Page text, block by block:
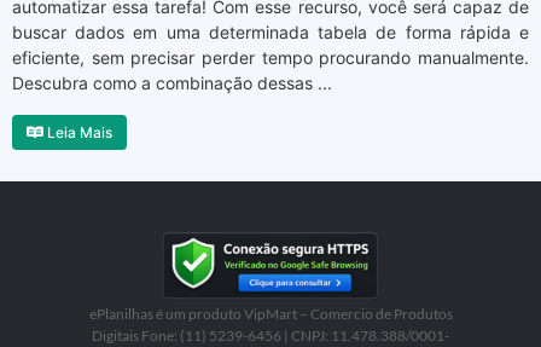
automatizar essa tarefa! Com esse recurso, você será capaz de
buscar dados em uma determinada tabela de forma rápida e
eficiente, sem precisar perder tempo procurando manualmente.
Descubra como a combinação dessas ...
Leia Mais
ePlanilhas é um produto VipMart – Comercio de Produtos
Digitais Fone: (11) 5239-6456 | CNPJ: 11.478.388/0001-